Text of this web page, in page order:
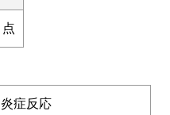
点
炎症反応